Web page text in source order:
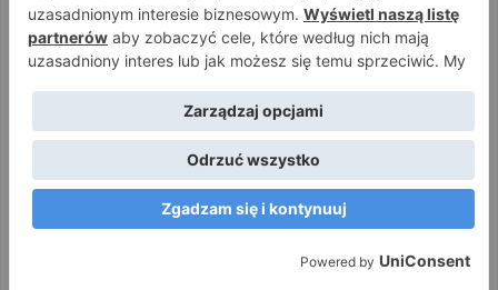
powracającego do akcji Szymona Kołeckiego. Był sztangista w
superfight'cie…